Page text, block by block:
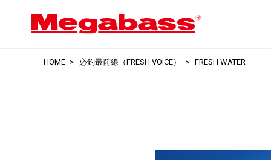
HOME 必釣最前線（FRESH VOICE） FRESH WATER